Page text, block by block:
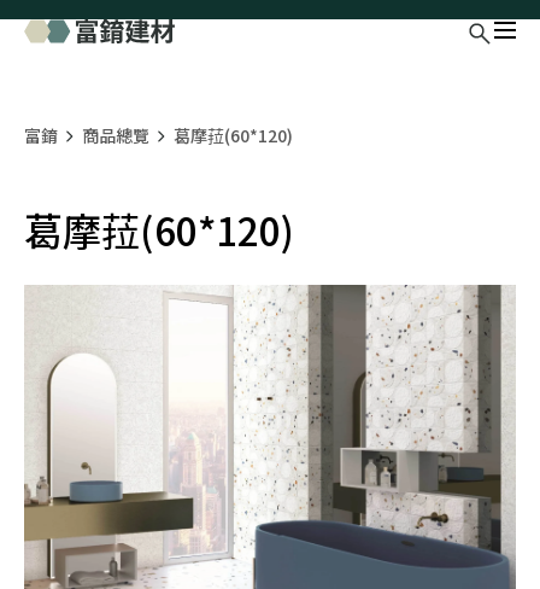
富錥 商品總覽 葛摩菈(60*120)
葛摩菈(60*120)